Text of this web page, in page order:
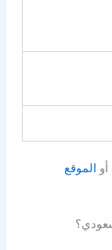
أو الموقع